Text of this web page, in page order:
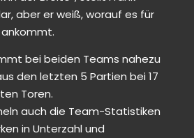
aber er weiß, worauf es für
bei beiden Teams nahezu
den letzten 5 Partien bei 17
Toren.
auch die Team-Statistiken
in Unterzahl und